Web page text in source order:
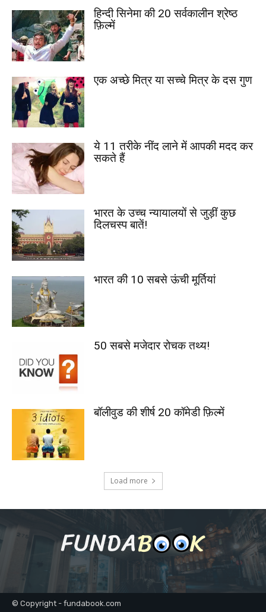
हिन्दी सिनेमा की 20 सर्वकालीन श्रेष्ठ
फ़िल्में
एक अच्छे मित्र या सच्चे मित्र के दस गुण
ये 11 तरीके नींद लाने में आपकी मदद कर
सकते हैं
भारत के उच्च न्यायालयों से जुड़ीं कुछ
दिलचस्प बातें!
भारत की 10 सबसे ऊंची मूर्तियां
50 सबसे मजेदार रोचक तथ्य!
बॉलीवुड की शीर्ष 20 कॉमेडी फ़िल्में
Load more
© Copyright - fundabook.com